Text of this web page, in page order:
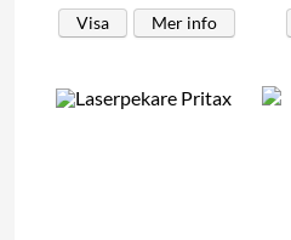
Visa Mer info